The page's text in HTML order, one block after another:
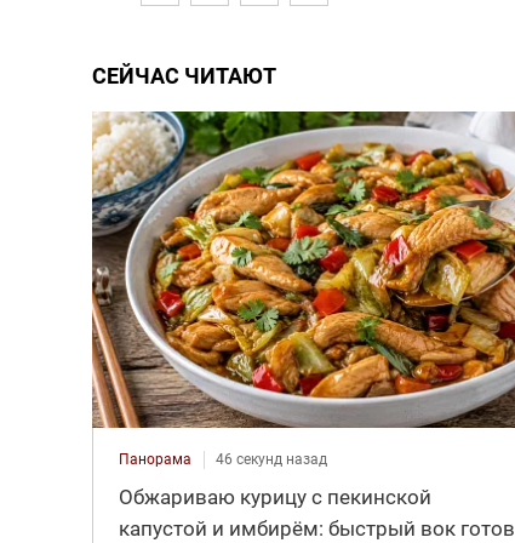
СЕЙЧАС ЧИТАЮТ
Панорама 46 секунд назад
Обжариваю курицу с пекинской
капустой и имбирём: быстрый вок готов